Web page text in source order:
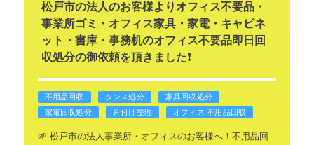
松戸市の法人のお客様よりオフィス不要品・
事業所ゴミ・オフィス家具・家電・キャビネ
ット・書庫・事務机のオフィス不要品即日回
収処分の御依頼を頂きました❗
不用品回収 タンス処分
家具回収処分
家電回収処分
片付け整理 オフィス 不用品回収
🌱 松戸市の法人事業所・オフィスのお客様へ！不用品回